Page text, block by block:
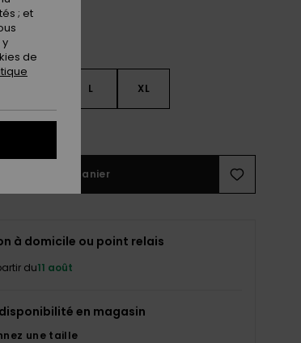
L XL
Ajouter au panier
à domicile ou point relais
du11 août
en magasin
une taille
; et
de